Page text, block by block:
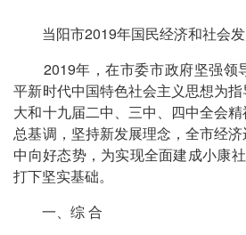
当阳市2019年国民经济和社会发
2019年，在市委市政府坚强领
平新时代中国特色社会主义思想为
大和十九届二中、三中、四中全会
总基调，坚持新发展理念，全市经
中向好态势，为实现全面建成小康
打下坚实基础。
一、综 合